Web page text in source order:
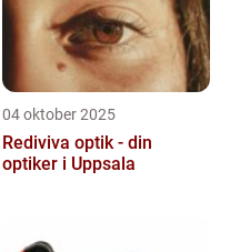
04 oktober 2025
Rediviva optik - din
optiker i Uppsala